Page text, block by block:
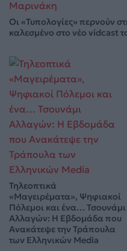
Οι «Τυπολογίες» περνούν
καλεσμένο στο νέο vidcast
Τηλεοπτικά
«Μαγειρέματα», Ψηφιακοί
Πόλεμοι και ένα… Τσουνάμι
Αλλαγών: Η Εβδομάδα που
Ανακάτεψε την Τράπουλα
των Ελληνικών Media